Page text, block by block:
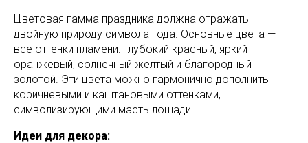
Цветовая гамма праздника должна отражать
двойную природу символа года. Основные цвета —
всё оттенки пламени: глубокий красный, яркий
оранжевый, солнечный жёлтый и благородный
золотой. Эти цвета можно гармонично дополнить
коричневыми и каштановыми оттенками,
символизирующими масть лошади.
Идеи для декора: